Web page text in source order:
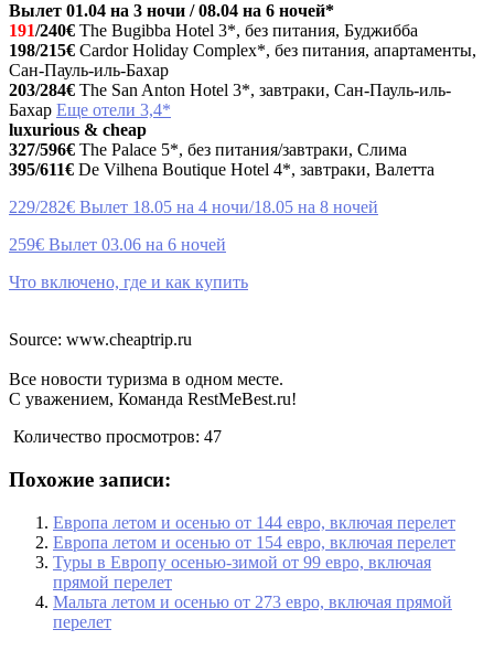
Вылет 01.04 на 3 ночи / 08.04 на 6 ночей*
191/240€ The Bugibba Hotel 3*, без питания, Буджибба
198/215€ Cardor Holiday Complex*, без питания, апартаменты,
Сан-Пауль-иль-Бахар
203/284€ The San Anton Hotel 3*, завтраки, Сан-Пауль-иль-
Бахар Еще отели 3,4*
luxurious & cheap
327/596€ The Palace 5*, без питания/завтраки, Слима
395/611€ De Vilhena Boutique Hotel 4*, завтраки, Валетта
229/282€ Вылет 18.05 на 4 ночи/18.05 на 8 ночей
259€ Вылет 03.06 на 6 ночей
Что включено, где и как купить
Source: www.cheaptrip.ru
Все новости туризма в одном месте.
С уважением, Команда RestMeBest.ru!
Количество просмотров: 47
Похожие записи:
Европа летом и осенью от 144 евро, включая перелет
Европа летом и осенью от 154 евро, включая перелет
Туры в Европу осенью-зимой от 99 евро, включая
прямой перелет
Мальта летом и осенью от 273 евро, включая прямой
перелет